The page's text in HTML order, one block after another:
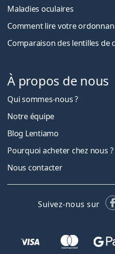
Maladies oculaires
Comment lire votre
Comparaison des lentilles de
À propos de nous
Qui sommes-nous ?
Notre équipe
Blog Lentiamo
Pourquoi acheter chez nous ?
Nous contacter
Suivez-nous sur